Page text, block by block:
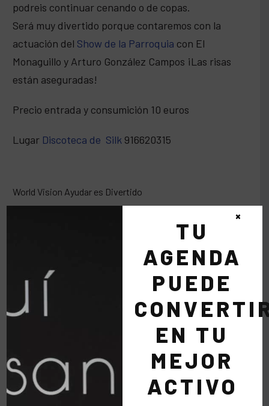
podreis continuar cenando o de copas.
Será muy divertido porque contaremos con la
actuación del Show de la Parroquia con El
Monaguillo y Arturo González Campos ¡Las risas
están aseguradas!
Precio entrada y consumición 10 euros
Lugar Discoteca de Silk 916620315
World Vision Ayudar es Divertido
Ayudar es Divertido
discoteca silk Humor
TU
AGENDA
PUEDE
EN TU
MEJOR
ACTIVO
×